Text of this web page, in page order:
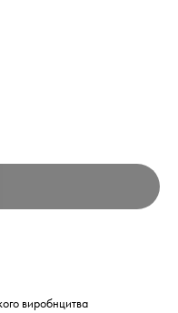
виробнцитва